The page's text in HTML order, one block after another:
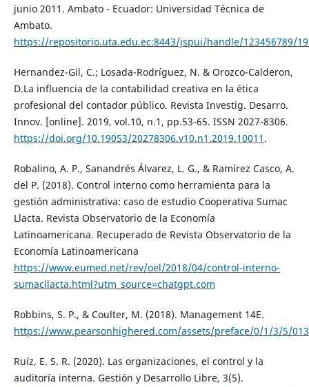
junio 2011. Ambato - Ecuador: Universidad Técnica de
Ambato.
https://repositorio.uta.edu.ec:8443/jspui/handle/123456789/
Hernandez-Gil, C.; Losada-Rodríguez, N. & Orozco-Calderon,
D.La influencia de la contabilidad creativa en la ética
profesional del contador público. Revista Investig. Desarro.
Innov. [online]. 2019, vol.10, n.1, pp.53-65. ISSN 2027-8306.
https://doi.org/10.19053/20278306.v10.n1.2019.10011 .
Robalino, A. P., Sanandrés Álvarez, L. G., & Ramírez Casco, A.
del P. (2018). Control interno como herramienta para la
gestión administrativa: caso de estudio Cooperativa Sumac
Llacta. Revista Observatorio de la Economía
Latinoamericana. Recuperado de Revista Observatorio de la
Economía Latinoamericana
https://www.eumed.net/rev/oel/2018/04/control-interno-
sumacllacta.html?utm_source=chatgpt.com
Robbins, S. P., & Coulter, M. (2018). Management 14E.
https://www.pearsonhighered.com/assets/preface/0/1/3/5/
Ruíz, E. S. R. (2020). Las organizaciones, el control y la
auditoría interna. Gestión y Desarrollo Libre, 3(5).